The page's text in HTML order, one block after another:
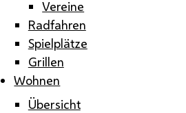
Vereine
Radfahren
Spielplätze
Grillen
Wohnen
Übersicht